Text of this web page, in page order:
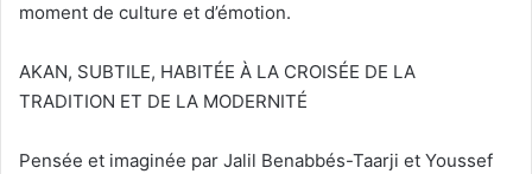
moment de culture et d’émotion.
AKAN, SUBTILE, HABITÉE À LA CROISÉE DE LA
TRADITION ET DE LA MODERNITÉ
Pensée et imaginée par Jalil Benabbés-Taarji et Youssef